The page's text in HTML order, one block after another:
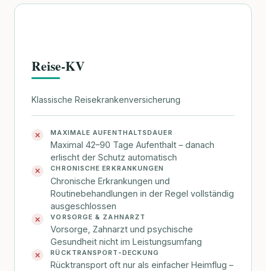
Reise-KV
Klassische Reisekrankenversicherung
✕ MAXIMALE AUFENTHALTSDAUER
Maximal 42–90 Tage Aufenthalt – danach
erlischt der Schutz automatisch
✕ CHRONISCHE ERKRANKUNGEN
Chronische Erkrankungen und
Routinebehandlungen in der Regel vollständig
ausgeschlossen
✕ VORSORGE & ZAHNARZT
Vorsorge, Zahnarzt und psychische
Gesundheit nicht im Leistungsumfang
✕ RÜCKTRANSPORT-DECKUNG
Rücktransport oft nur als einfacher Heimflug –